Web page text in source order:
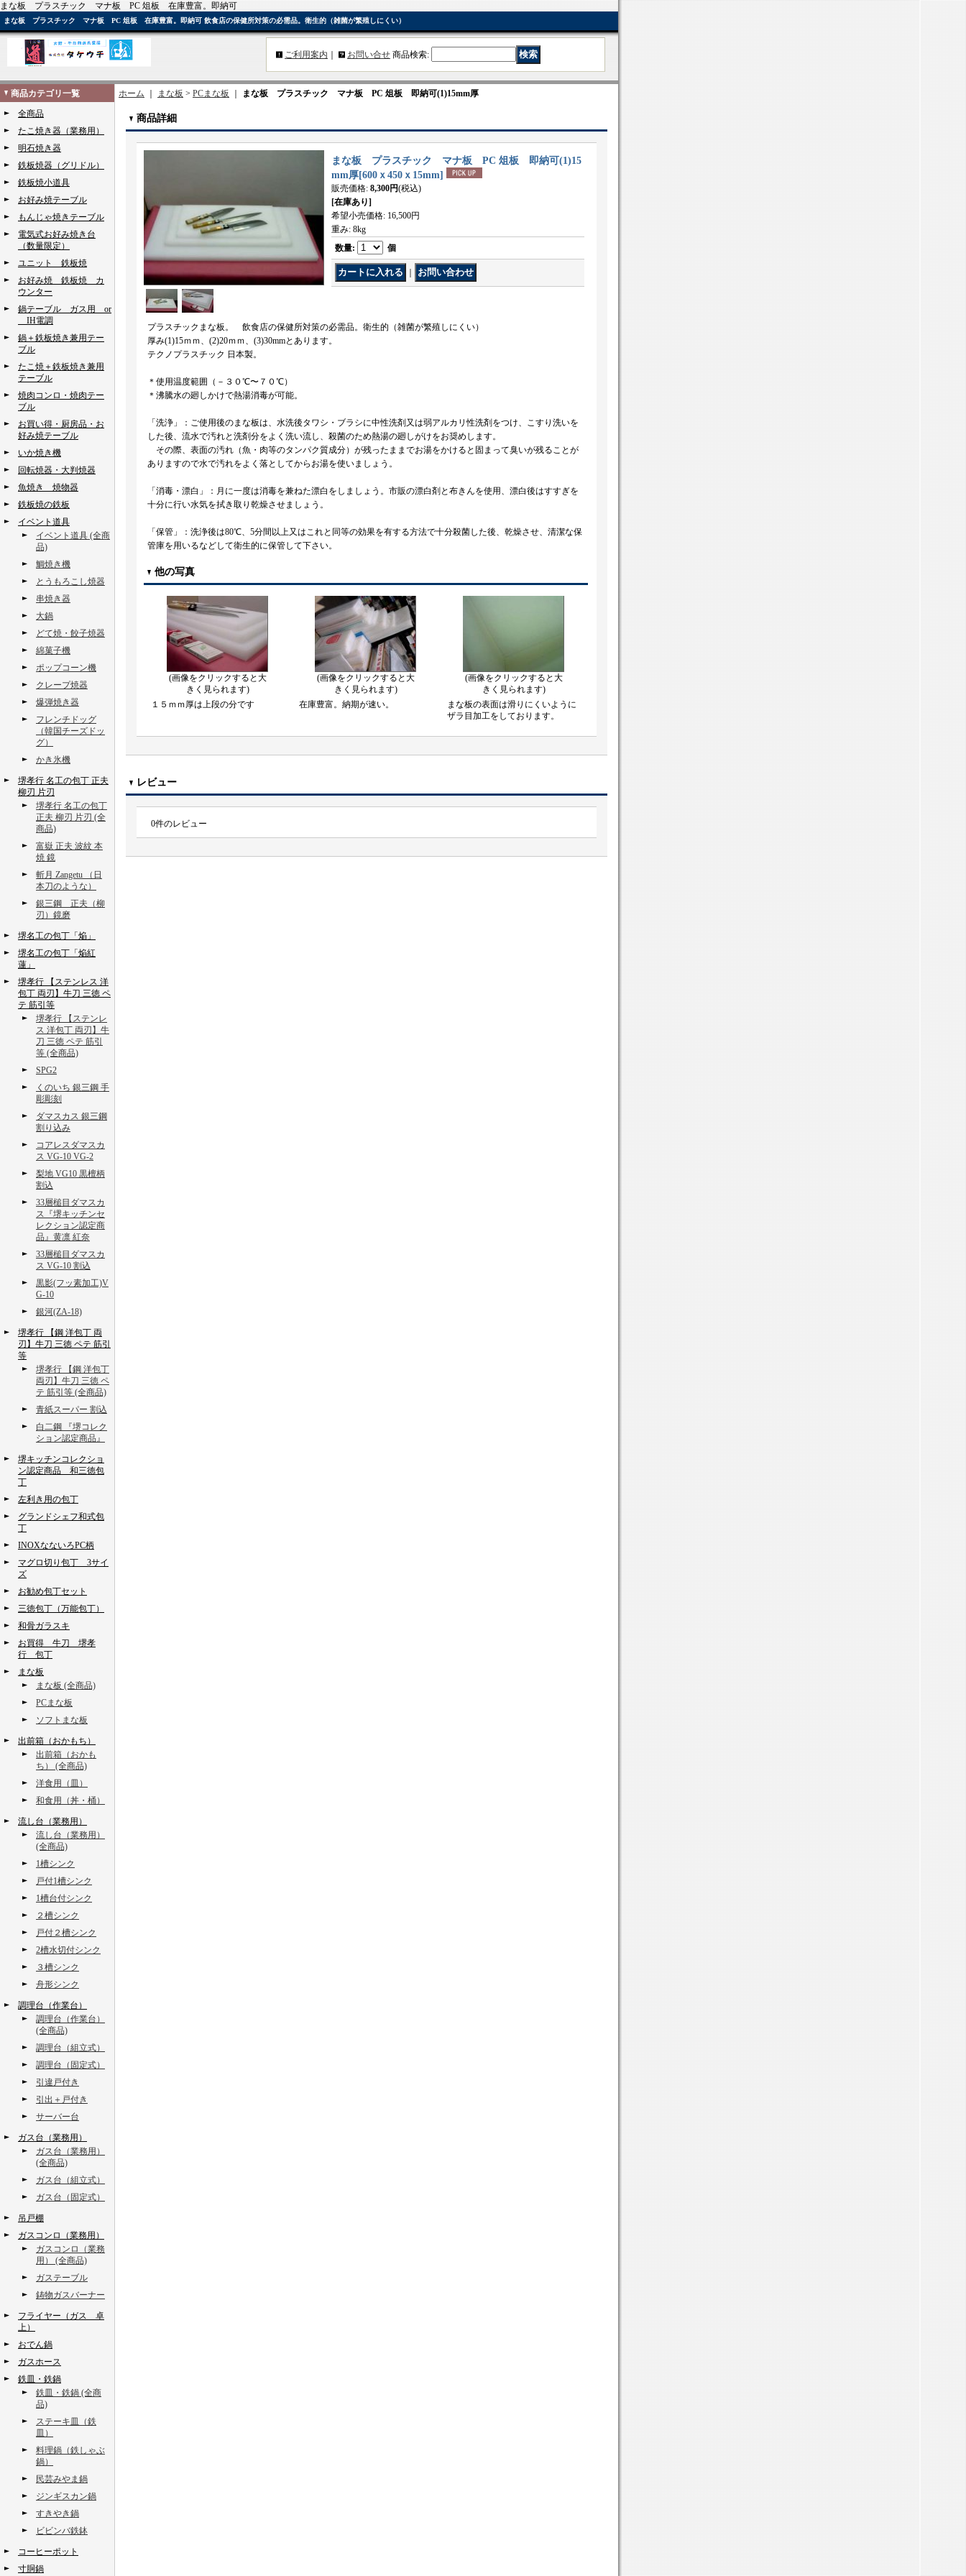
まな板 プラスチック マナ板 PC 俎板 在庫豊富。即納可
まな板 プラスチック マナ板 PC 俎板 在庫豊富。即納可 飲食店の保健所対策の必需品。衛生的（雑菌が繁殖しにくい）
ご利用案内 お問い合せ 商品検索:
商品カテゴリ一覧
全商品
たこ焼き器（業務用）
明石焼き器
鉄板焼器（グリドル）
鉄板焼小道具
お好み焼テーブル
もんじゃ焼きテーブル
電気式お好み焼き台
（数量限定）
ユニット 鉄板焼
お好み焼 鉄板焼 カ
ウンター
鍋テーブル ガス用 or
IH電調
鍋＋鉄板焼き兼用テー
ブル
たこ焼＋鉄板焼き兼用
テーブル
焼肉コンロ・焼肉テー
ブル
お買い得・厨房品・お
好み焼テーブル
いか焼き機
回転焼器・大判焼器
魚焼き 焼物器
鉄板焼の鉄板
イベント道具
イベント道具 (全商
品)
鯛焼き機
とうもろこし焼器
串焼き器
大鍋
どて焼・餃子焼器
綿菓子機
ポップコーン機
クレープ焼器
爆弾焼き器
フレンチドッグ
（韓国チーズドッ
グ）
かき氷機
堺孝行 名工の包丁 正夫
柳刃 片刃
堺孝行 名工の包丁
正夫 柳刃 片刃 (全
商品)
富嶽 正夫 波紋 本
焼 鏡
斬月 Zangetu （日
本刀のような）
銀三鋼 正夫（柳
刃）鏡磨
堺名工の包丁「焔」
堺名工の包丁「焔紅
蓮」
堺孝行 【ステンレス 洋
包丁 両刃】牛刀 三徳 ペ
テ 筋引等
堺孝行 【ステンレ
ス 洋包丁 両刃】牛
刀 三徳 ペテ 筋引
等 (全商品)
SPG2
くのいち 銀三鋼 手
彫彫刻
ダマスカス 銀三鋼
割り込み
コアレスダマスカ
ス VG-10 VG-2
梨地 VG10 黒檀柄
割込
33層槌目ダマスカ
ス『堺キッチンセ
レクション認定商
品』黄凛 紅奈
33層槌目ダマスカ
ス VG-10 割込
黒影(フッ素加工)V
G-10
銀河(ZA-18)
堺孝行 【鋼 洋包丁 両
刃】牛刀 三徳 ペテ 筋引
等
堺孝行 【鋼 洋包丁
両刃】牛刀 三徳 ペ
テ 筋引等 (全商品)
青紙スーパー 割込
白二鋼 『堺コレク
ション認定商品』
堺キッチンコレクショ
ン認定商品 和三徳包
丁
左利き用の包丁
グランドシェフ和式包
丁
INOXなないろPC柄
マグロ切り包丁 3サイ
ズ
お勧め包丁セット
三徳包丁（万能包丁）
和骨ガラスキ
お買得 牛刀 堺孝
行 包丁
まな板
まな板 (全商品)
PCまな板
ソフトまな板
出前箱（おかもち）
出前箱（おかも
ち） (全商品)
洋食用（皿）
和食用（丼・桶）
流し台（業務用）
流し台（業務用）
(全商品)
1槽シンク
戸付1槽シンク
1槽台付シンク
２槽シンク
戸付２槽シンク
2槽水切付シンク
３槽シンク
舟形シンク
調理台（作業台）
調理台（作業台）
(全商品)
調理台（組立式）
調理台（固定式）
引違戸付き
引出＋戸付き
サーバー台
ガス台（業務用）
ガス台（業務用）
(全商品)
ガス台（組立式）
ガス台（固定式）
吊戸棚
ガスコンロ（業務用）
ガスコンロ（業務
用） (全商品)
ガステーブル
鋳物ガスバーナー
フライヤー（ガス 卓
上）
おでん鍋
ガスホース
鉄皿・鉄鍋
鉄皿・鉄鍋 (全商
品)
ステーキ皿（鉄
皿）
料理鍋（鉄しゃぶ
鍋）
民芸みやま鍋
ジンギスカン鍋
すきやき鍋
ビビンバ鉄鉢
コーヒーポット
寸胴鍋
ホーム まな板 > PCまな板 まな板 プラスチック マナ板 PC 俎板 即納可(1)15mm厚
商品詳細
まな板 プラスチック マナ板 PC 俎板 即納可(1)15
mm厚[600ｘ450ｘ15mm]
販売価格: 8,300円(税込)
[在庫あり]
希望小売価格: 16,500円
重み: 8kg
数量: 個
プラスチックまな板。 飲食店の保健所対策の必需品。衛生的（雑菌が繁殖しにくい）
厚み(1)15ｍｍ、(2)20ｍｍ、(3)30mmとあります。
テクノプラスチック 日本製。
＊使用温度範囲（－３０℃〜７０℃）
＊沸騰水の廻しかけで熱湯消毒が可能。
「洗浄」：ご使用後のまな板は、水洗後タワシ・ブラシに中性洗剤又は弱アルカリ性洗剤をつけ、こすり洗いを
した後、流水で汚れと洗剤分をよく洗い流し、殺菌のため熱湯の廻しがけをお奨めします。
その際、表面の汚れ（魚・肉等のタンパク質成分）が残ったままでお湯をかけると固まって臭いが残ることが
ありますので水で汚れをよく落としてからお湯を使いましょう。
「消毒・漂白」：月に一度は消毒を兼ねた漂白をしましょう。市販の漂白剤と布きんを使用、漂白後はすすぎを
十分に行い水気を拭き取り乾燥させましょう。
「保管」：洗浄後は80℃、5分間以上又はこれと同等の効果を有する方法で十分殺菌した後、乾燥させ、清潔な保
管庫を用いるなどして衛生的に保管して下さい。
他の写真
(画像をクリックすると大
きく見られます)
１５ｍｍ厚は上段の分です
(画像をクリックすると大
きく見られます)
在庫豊富。納期が速い。
(画像をクリックすると大
きく見られます)
まな板の表面は滑りにくいように
ザラ目加工をしております。
レビュー
0件のレビュー